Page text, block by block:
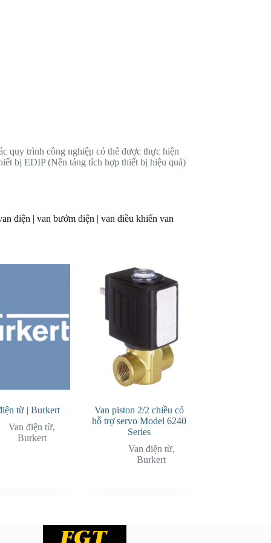
quy trình công nghiệp có thể được thực hiện
bị EDIP (Nền tảng tích hợp thiết bị hiệu quả)
điện | van bướm điện | van điều khiển van
từ | Burkert
Van điện từ,
Burkert
Van piston 2/2 chiều có
hỗ trợ servo Model 6240
Series
Van điện từ,
Burkert